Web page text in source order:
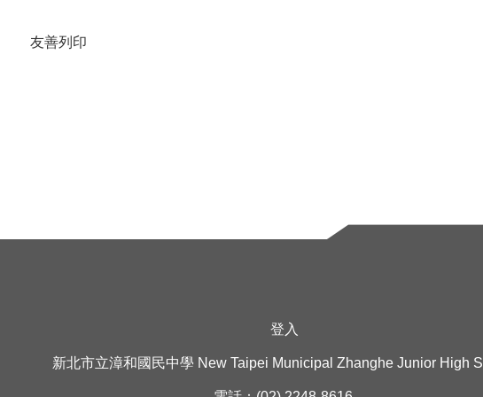
友善列印
登入
新北市立漳和國民中學 New Taipei Municipal Zhanghe Junior High